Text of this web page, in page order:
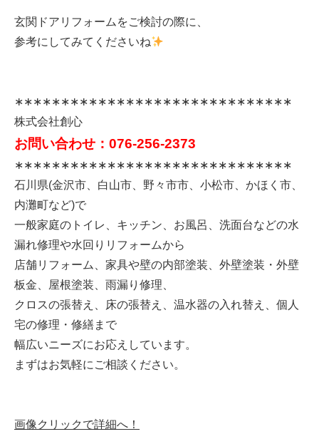
玄関ドアリフォームをご検討の際に、
参考にしてみてくださいね
∗∗∗∗∗∗∗∗∗∗∗∗∗∗∗∗∗∗∗∗∗∗∗∗∗∗∗∗∗∗
株式会社創心
お問い合わせ：076-256-2373
∗∗∗∗∗∗∗∗∗∗∗∗∗∗∗∗∗∗∗∗∗∗∗∗∗∗∗∗∗∗
石川県(金沢市、白山市、野々市市、小松市、かほく市、
内灘町など)で
一般家庭のトイレ、キッチン、お風呂、洗面台などの水
漏れ修理や水回りリフォームから
店舗リフォーム、家具や壁の内部塗装、外壁塗装・外壁
板金、屋根塗装、雨漏り修理、
クロスの張替え、床の張替え、温水器の入れ替え、個人
宅の修理・修繕まで
幅広いニーズにお応えしています。
まずはお気軽にご相談ください。
画像クリックで詳細へ！